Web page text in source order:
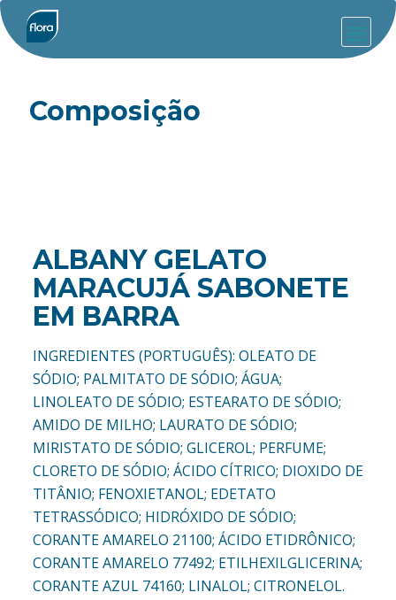
Composição
ALBANY GELATO
MARACUJÁ SABONETE
EM BARRA
INGREDIENTES (PORTUGUÊS): OLEATO DE
SÓDIO; PALMITATO DE SÓDIO; ÁGUA;
LINOLEATO DE SÓDIO; ESTEARATO DE SÓDIO;
AMIDO DE MILHO; LAURATO DE SÓDIO;
MIRISTATO DE SÓDIO; GLICEROL; PERFUME;
CLORETO DE SÓDIO; ÁCIDO CÍTRICO; DIOXIDO DE
TITÂNIO; FENOXIETANOL; EDETATO
TETRASSÓDICO; HIDRÓXIDO DE SÓDIO;
CORANTE AMARELO 21100; ÁCIDO ETIDRÔNICO;
CORANTE AMARELO 77492; ETILHEXILGLICERINA;
CORANTE AZUL 74160; LINALOL; CITRONELOL.